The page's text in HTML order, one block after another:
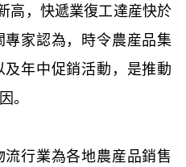
高，快遞業復工達産快於
家認為，時令農産品集
年中促銷活動，是推動
。
行業為各地農産品銷售